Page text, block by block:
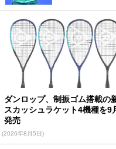
ダンロップ、制振ゴム搭載の
スカッシュラケット4機種を9
発売
(2026年8月5日)